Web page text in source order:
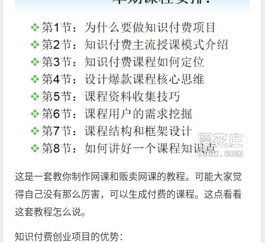
这是一套教你制作网课和贩卖网课的教程。可能大家觉
得自己没有那么厉害，可以生成付费的课程。这点看看
这套教程怎么说。
知识付费创业项目的优势：